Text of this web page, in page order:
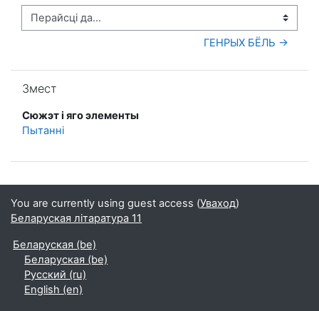
Перайсці да...
ГЕНРЫХ БЁЛЬ →
Змест
Сюжэт і яго элементы
Пытанні
You are currently using guest access (Уваход)
Беларуская літаратура 11
Беларуская ‎(be)‎
Беларуская ‎(be)‎
Русский ‎(ru)‎
English ‎(en)‎